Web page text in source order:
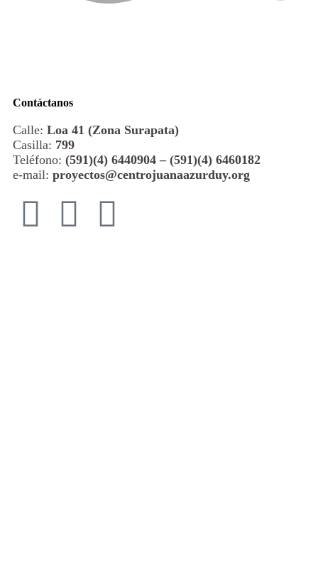
Contáctanos
Calle: Loa 41 (Zona Surapata)
Casilla: 799
Teléfono: (591)(4) 6440904 – (591)(4) 6460182
e-mail: proyectos@centrojuanaazurduy.org